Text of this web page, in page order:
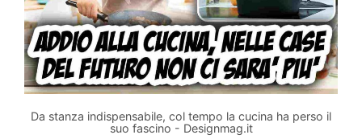
Da stanza indispensabile, col tempo la cucina ha perso il
suo fascino - Designmag.it